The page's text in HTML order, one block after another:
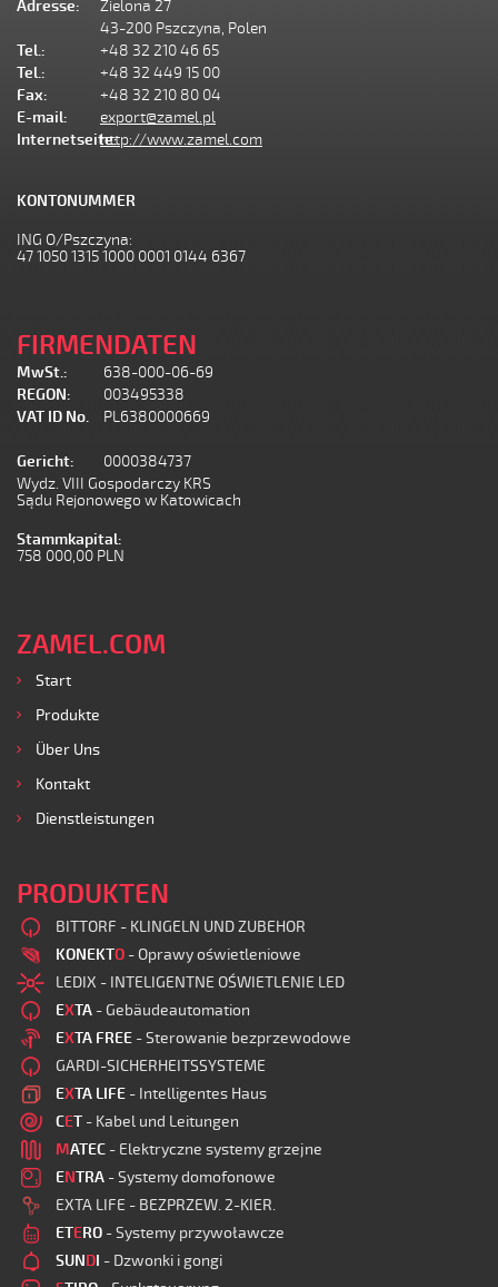
Adresse:
Zielona 27
43-200 Pszczyna, Polen
Tel.:
+48 32 210 46 65
Tel.:
+48 32 449 15 00
Fax:
+48 32 210 80 04
E-mail:
export@zamel.pl
Internetseite:http://www.zamel.com
KONTONUMMER
ING O/Pszczyna:
47 1050 1315 1000 0001 0144 6367
FIRMENDATEN
MwSt.:
638-000-06-69
REGON:
003495338
VAT ID No.
PL6380000669
Gericht:
0000384737
Wydz. VIII Gospodarczy KRS
Sądu Rejonowego w Katowicach
Stammkapital:
758 000,00 PLN
ZAMEL.COM
Start
Produkte
Über Uns
Kontakt
Dienstleistungen
PRODUKTEN
BITTORF - KLINGELN UND ZUBEHOR
KONEKTO - Oprawy oświetleniowe
LEDIX - INTELIGENTNE OŚWIETLENIE LED
EXTA - Gebäudeautomation
EXTA FREE - Sterowanie bezprzewodowe
GARDI-SICHERHEITSSYSTEME
EXTA LIFE - Intelligentes Haus
CET - Kabel und Leitungen
MATEC - Elektryczne systemy grzejne
ENTRA - Systemy domofonowe
EXTA LIFE - BEZPRZEW. 2-KIER.
ETERO - Systemy przywoławcze
SUNDI - Dzwonki i gongi